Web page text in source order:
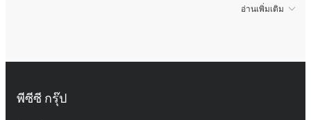
อ่านเพิ่มเติม
พีซีซี กรุ๊ป